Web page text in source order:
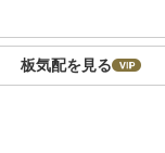
板気配を見る